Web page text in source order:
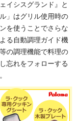
イシスグランド』と
」はグリル使用時の
を使うことでさらな
る自動調理ガイド機
の調理機能で料理の
忘れをフォローする